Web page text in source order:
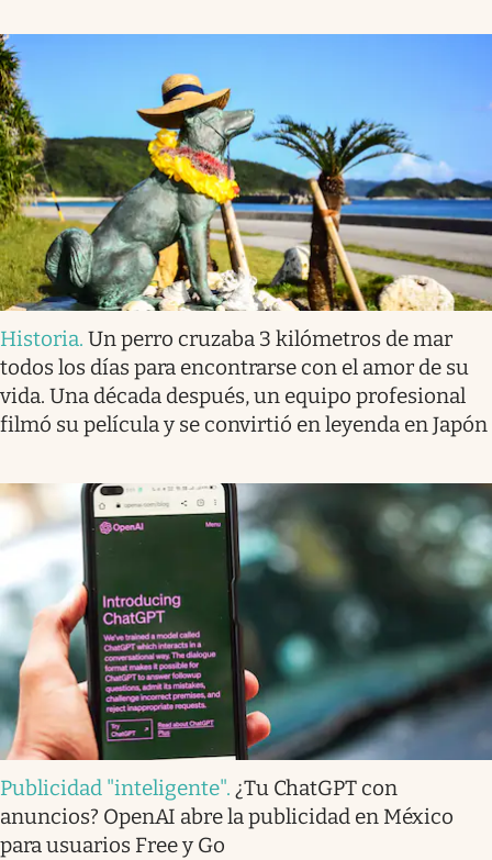
Historia. Un perro cruzaba 3 kilómetros de mar
todos los días para encontrarse con el amor de su
vida. Una década después, un equipo profesional
filmó su película y se convirtió en leyenda en Japón
Publicidad "inteligente". ¿Tu ChatGPT con
anuncios? OpenAI abre la publicidad en México
para usuarios Free y Go